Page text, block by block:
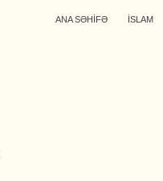
ANA SƏHİFƏ İSLAM